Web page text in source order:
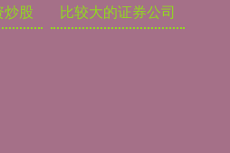
炒股
比较大的证券公司